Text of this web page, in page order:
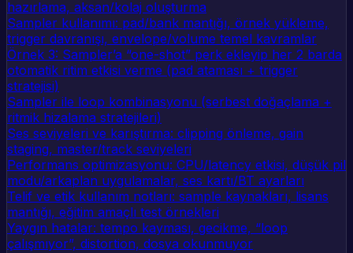
hazırlama, aksan/kolaj oluşturma
Sampler kullanımı: pad/bank mantığı, örnek yükleme,
trigger davranışı, envelope/volume temel kavramlar
Örnek 3: Sampler’a “one-shot” perk ekleyip her 2 barda
otomatik ritim etkisi verme (pad ataması + trigger
stratejisi)
Sampler ile loop kombinasyonu (serbest doğaçlama +
ritmik hizalama stratejileri)
Ses seviyeleri ve karıştırma: clipping önleme, gain
staging, master/track seviyeleri
Performans optimizasyonu: CPU/latency etkisi, düşük pil
modu/arkaplan uygulamalar, ses kartı/BT ayarları
Telif ve etik kullanım notları: sample kaynakları, lisans
mantığı, eğitim amaçlı test örnekleri
Yaygın hatalar: tempo kayması, gecikme, “loop
çalışmıyor”, distortion, dosya okunmuyor